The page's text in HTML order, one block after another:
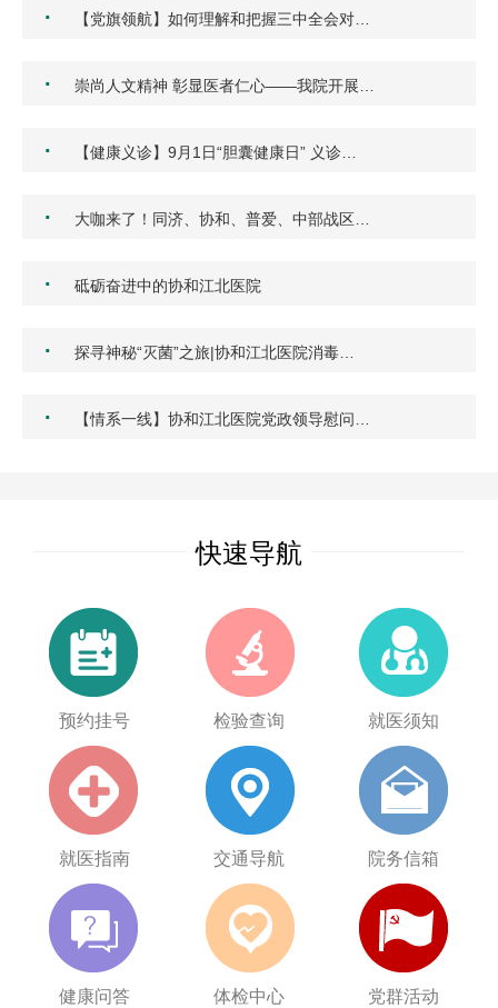
· 【党旗领航】如何理解和把握三中全会对…
· 崇尚人文精神 彰显医者仁心——我院开展…
· 【健康义诊】9月1日“胆囊健康日” 义诊…
· 大咖来了！同济、协和、普爱、中部战区…
· 砥砺奋进中的协和江北医院
· 探寻神秘“灭菌”之旅|协和江北医院消毒…
· 【情系一线】协和江北医院党政领导慰问…
快速导航
预约挂号 检验查询 就医须知
就医指南 交通导航 院务信箱
健康问答 体检中心 党群活动